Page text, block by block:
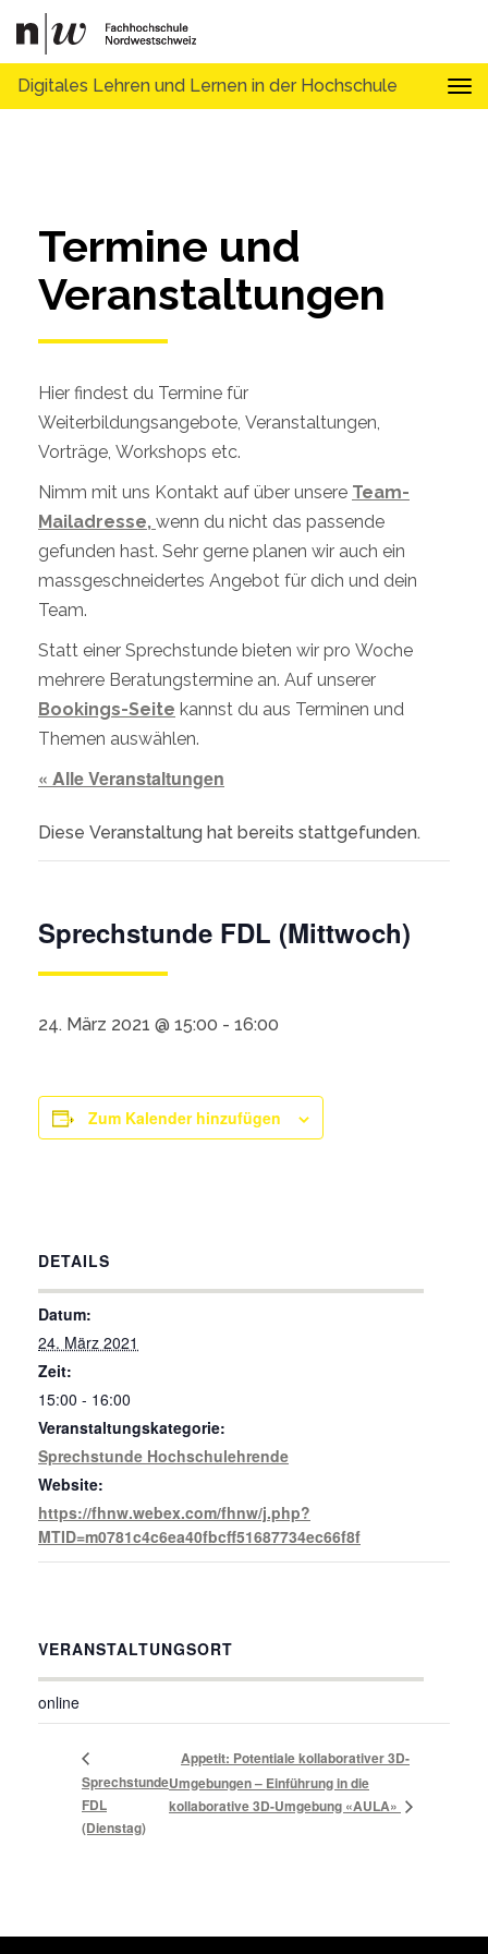
Digitales Lehren und Lernen in der Hochschule
Termine und
Veranstaltungen
Hier findest du Termine für
Weiterbildungsangebote, Veranstaltungen,
Vorträge, Workshops etc.
Nimm mit uns Kontakt auf über unsere Team-
Mailadresse, wenn du nicht das passende
gefunden hast. Sehr gerne planen wir auch ein
massgeschneidertes Angebot für dich und dein
Team.
Statt einer Sprechstunde bieten wir pro Woche
mehrere Beratungstermine an. Auf unserer
Bookings-Seite kannst du aus Terminen und
Themen auswählen.
« Alle Veranstaltungen
Diese Veranstaltung hat bereits stattgefunden.
Sprechstunde FDL (Mittwoch)
24. März 2021 @ 15:00 - 16:00
Zum Kalender hinzufügen
DETAILS
Datum:
24. März 2021
Zeit:
15:00 - 16:00
Veranstaltungskategorie:
Sprechstunde Hochschulehrende
Website:
https://fhnw.webex.com/fhnw/j.php?
MTID=m0781c4c6ea40fbcff51687734ec66f8f
VERANSTALTUNGSORT
online
Sprechstunde
FDL
(Dienstag)
Appetit: Potentiale kollaborativer 3D-
Umgebungen – Einführung in die
kollaborative 3D-Umgebung «AULA»